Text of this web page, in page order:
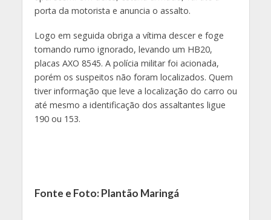
porta da motorista e anuncia o assalto.
Logo em seguida obriga a vítima descer e foge
tomando rumo ignorado, levando um HB20,
placas AXO 8545. A polícia militar foi acionada,
porém os suspeitos não foram localizados. Quem
tiver informação que leve a localização do carro ou
até mesmo a identificação dos assaltantes ligue
190 ou 153.
Fonte e Foto: Plantão Maringá